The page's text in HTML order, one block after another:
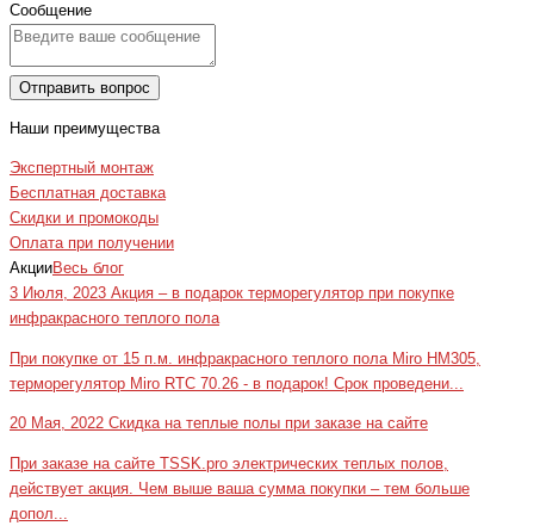
Сообщение
Отправить вопрос
Наши преимущества
Экспертный монтаж
Бесплатная доставка
Скидки и промокоды
Оплата при получении
АкцииВесь блог
3 Июля, 2023 Акция – в подарок терморегулятор при покупке
инфракрасного теплого пола
При покупке от 15 п.м. инфракрасного теплого пола Miro HM305,
терморегулятор Miro RTC 70.26 - в подарок! Срок проведени...
20 Мая, 2022 Скидка на теплые полы при заказе на сайте
При заказе на сайте TSSK.pro электрических теплых полов,
действует акция. Чем выше ваша сумма покупки – тем больше
допол...